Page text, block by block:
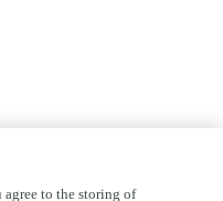
to the storing of